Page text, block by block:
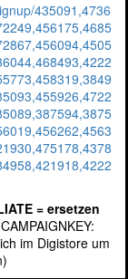
435091,4736
= ersetzen
im Digistore um